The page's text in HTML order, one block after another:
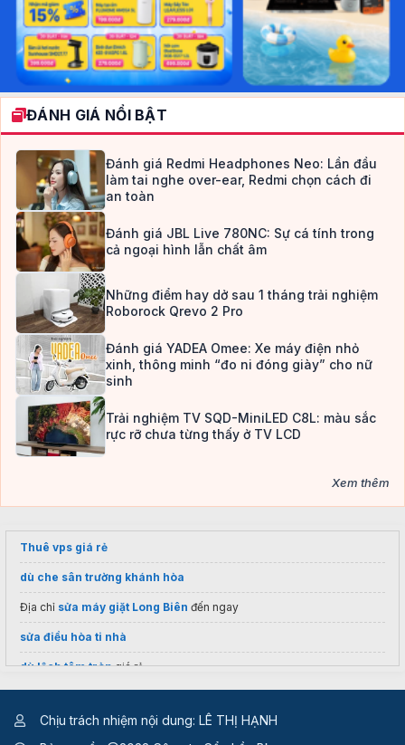
ĐÁNH GIÁ NỔI BẬT
Đánh giá Redmi Headphones Neo: Lần đầu
làm tai nghe over-ear, Redmi chọn cách đi
an toàn
Đánh giá JBL Live 780NC: Sự cá tính trong
cả ngoại hình lẫn chất âm
Những điểm hay dở sau 1 tháng trải nghiệm
Roborock Qrevo 2 Pro
Đánh giá YADEA Omee: Xe máy điện nhỏ
xinh, thông minh “đo ni đóng giày” cho nữ
sinh
Trải nghiệm TV SQD-MiniLED C8L: màu sắc
rực rỡ chưa từng thấy ở TV LCD
Xem thêm
Thuê vps giá rẻ
dù che sân trường khánh hòa
Địa chỉ sửa máy giặt Long Biên đến ngay
sửa điều hòa ti nhà
dù lệch tâm tròngiá rẻ
Báo giácửa tự động Polarischuẩn Hàn Quốc
Chịu trách nhiệm nội dung: LÊ THỊ HẠNH